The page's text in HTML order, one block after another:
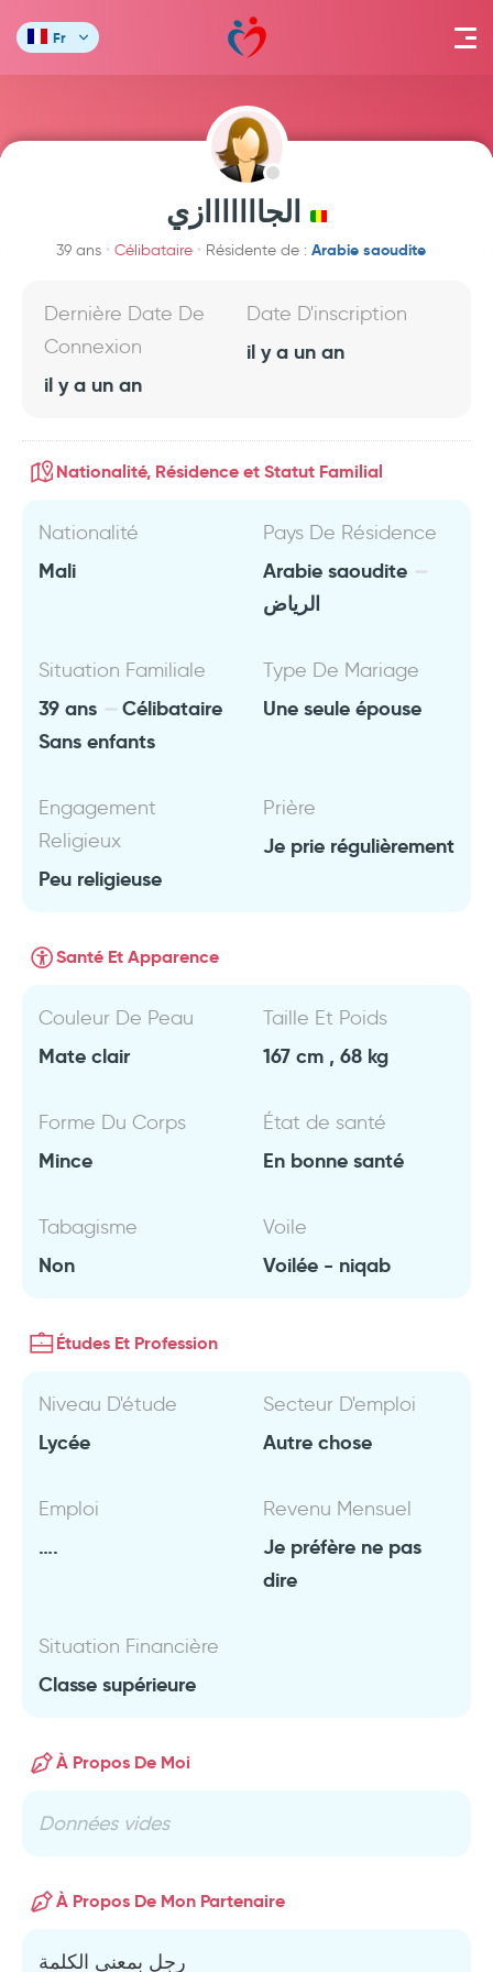
Fr
الجااااااازي
39 ans Célibataire Résidente de : Arabie saoudite
Dernière Date De
Connexion
il y a un an
Date D'inscription
il y a un an
Nationalité, Résidence et Statut Familial
Nationalité
Mali
Pays De Résidence
Arabie saoudite
الرياض
Situation Familiale
39 ans
Célibataire
Sans enfants
Type De Mariage
Une seule épouse
Engagement
Religieux
Peu religieuse
Prière
Je prie régulièrement
Santé Et Apparence
Couleur De Peau
Mate clair
Taille Et Poids
167 cm , 68 kg
Forme Du Corps
Mince
État de santé
En bonne santé
Tabagisme
Non
Voile
Voilée - niqab
Études Et Profession
Niveau D'étude
Lycée
Secteur D'emploi
Autre chose
Emploi
….
Revenu Mensuel
Je préfère ne pas
dire
Situation Financière
Classe supérieure
À Propos De Moi
Données vides
À Propos De Mon Partenaire
رجل بمعنى الكلمة